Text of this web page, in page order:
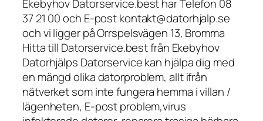
Ekebyhov Datorservice.best har Telefon 08
37 21 00 och E-post kontakt@datorhjalp.se
och vi ligger på Orrspelsvägen 13, Bromma
Hitta till Datorservice.best från Ekebyhov
Datorhjälps Datorservice kan hjälpa dig med
en mängd olika datorproblem, allt ifrån
nätverket som inte fungera hemma i villan /
lägenheten, E-post problem,virus